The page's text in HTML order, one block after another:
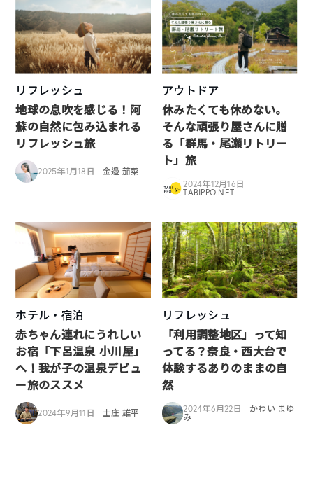
リフレッシュ
地球の息吹を感じる！阿
蘇の自然に包み込まれる
リフレッシュ旅
2025年1月18日 金邉 茄菜
アウトドア
休みたくても休めない。
そんな頑張り屋さんに贈
る「群馬・尾瀬リトリー
ト」旅
2024年12月16日
TABIPPO.NET
ホテル・宿泊
赤ちゃん連れにうれしい
お宿「下呂温泉 小川屋」
へ！我が子の温泉デビュ
ー旅のススメ
2024年9月11日 土庄 雄平
リフレッシュ
「利用調整地区」って知
ってる？奈良・西大台で
体験するありのままの自
然
2024年6月22日
かわい まゆ
み